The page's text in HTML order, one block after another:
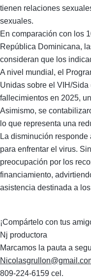
tienen relaciones
sexuales.
En comparación con los
República Dominicana,
consideran que los
A nivel mundial, el
Unidas sobre el VIH/
fallecimientos en 2025,
Asimismo, se
lo que representa una
La disminución
para enfrentar el virus.
preocupación por los
financiamiento,
asistencia destinada a
¡Compártelo con tus
Nj productora
Marcamos la pauta a
809-224-6159 cel.